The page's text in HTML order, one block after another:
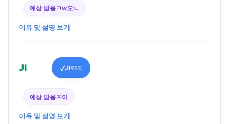
예상 발음ㅋw오ㄴ
이유 및 설명 보기
JI ✓JI95%
예상 발음ㅈ이
이유 및 설명 보기